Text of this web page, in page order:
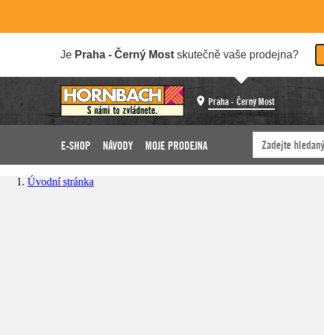
Je Praha - Černý Most skutečně vaše prodejna?
Praha - Černý Most
E-SHOP NÁVODY MOJE PRODEJNA
Úvodní stránka